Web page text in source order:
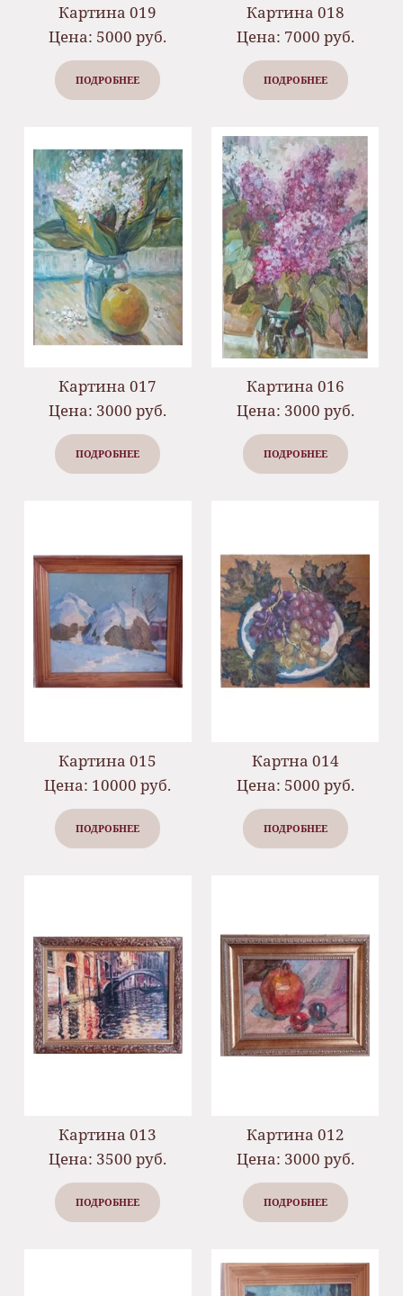
Картина 019
Цена: 5000 руб.
ПОДРОБНЕЕ
Картина 018
Цена: 7000 руб.
ПОДРОБНЕЕ
Картина 017
Цена: 3000 руб.
ПОДРОБНЕЕ
Картина 016
Цена: 3000 руб.
ПОДРОБНЕЕ
Картина 015
Цена: 10000 руб.
ПОДРОБНЕЕ
Картна 014
Цена: 5000 руб.
ПОДРОБНЕЕ
Картина 013
Цена: 3500 руб.
ПОДРОБНЕЕ
Картина 012
Цена: 3000 руб.
ПОДРОБНЕЕ